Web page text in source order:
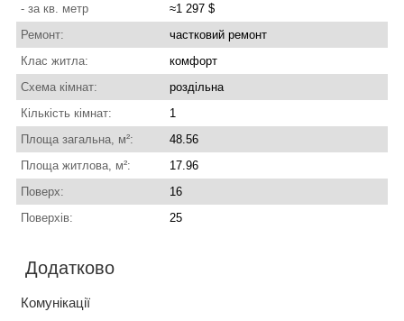
- за кв. метр
≈1 297 $
Ремонт:
частковий ремонт
Клас житла:
комфорт
Схема кімнат:
роздільна
Кількість кімнат:
1
Площа загальна, м²:
48.56
Площа житлова, м²:
17.96
Поверх:
16
Поверхів:
25
Додатково
Комунікації